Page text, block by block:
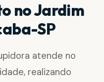
no Jardim
SP
atende no
realizando